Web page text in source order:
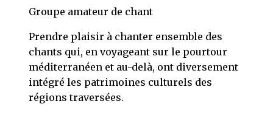
Groupe amateur de chant
Prendre plaisir à chanter ensemble des
chants qui, en voyageant sur le pourtour
méditerranéen et au-delà, ont diversement
intégré les patrimoines culturels des
régions traversées.